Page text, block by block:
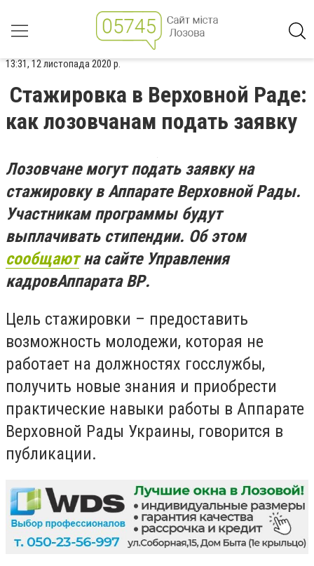
13:31, 12 листопада 2020 р.
Стажировка в Верховной Раде:
как лозовчанам подать заявку
Лозовчане могут подать заявку на
стажировку в Аппарате Верховной Рады.
Участникам программы будут
выплачивать стипендии. Об этом
сообщаютна сайте Управления
кадровАппарата ВР.
Цель стажировки – предоставить
возможность молодежи, которая не
работает на должностях госслужбы,
получить новые знания и приобрести
практические навыки работы в Аппарате
Верховной Рады Украины, говорится в
публикации.